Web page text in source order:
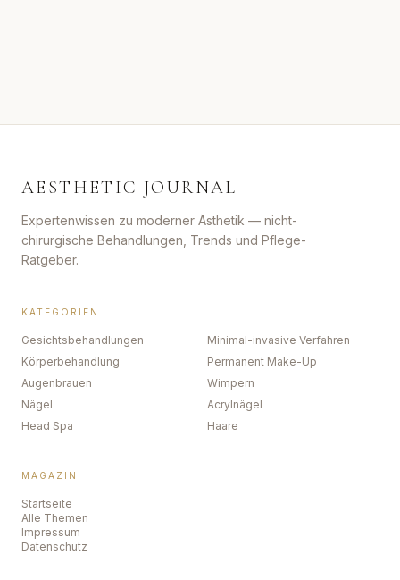
AESTHETIC JOURNAL
Expertenwissen zu moderner Ästhetik — nicht-
chirurgische Behandlungen, Trends und Pflege-
Ratgeber.
KATEGORIEN
Gesichtsbehandlungen
Minimal-invasive Verfahren
Körperbehandlung
Permanent Make-Up
Augenbrauen
Wimpern
Nägel
Acrylnägel
Head Spa
Haare
MAGAZIN
Startseite
Alle Themen
Impressum
Datenschutz